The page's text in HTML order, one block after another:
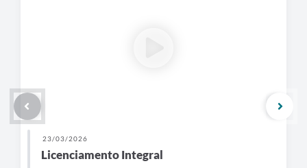
23/03/2026
Licenciamento Integral